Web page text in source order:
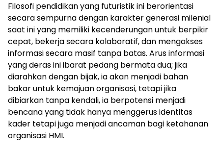
Filosofi pendidikan yang futuristik ini berorientasi
secara sempurna dengan karakter generasi milenial
saat ini yang memiliki kecenderungan untuk berpikir
cepat, bekerja secara kolaboratif, dan mengakses
informasi secara masif tanpa batas. Arus informasi
yang deras ini ibarat pedang bermata dua; jika
diarahkan dengan bijak, ia akan menjadi bahan
bakar untuk kemajuan organisasi, tetapi jika
dibiarkan tanpa kendali, ia berpotensi menjadi
bencana yang tidak hanya menggerus identitas
kader tetapi juga menjadi ancaman bagi ketahanan
organisasi HMI.